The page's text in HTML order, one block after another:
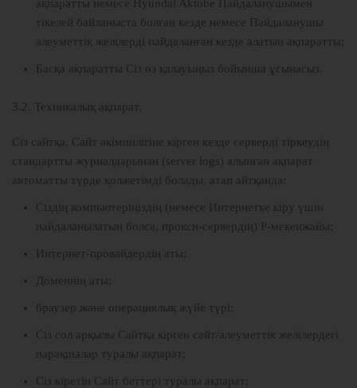
ақпаратты немесе Hyundai Aktobe Пайдаланушымен
тікелей байланыста болған кезде немесе Пайдаланушы
әлеуметтік желілерді пайдаланған кезде алатын ақпаратты;
Басқа ақпаратты Сіз өз қалауыңыз бойынша ұсынасыз.
3.2. Техникалық ақпарат.
Сіз сайтқа, Сайт әкімшілігіне кірген кезде серверді тіркеудің
стандартты журналдарынан (server logs) алынған ақпарат
автоматты түрде қолжетімді болады, атап айтқанда:
Сіздің компьютеріңіздің (немесе Интернетке кіру үшін
пайдаланылатын болса, прокси-сервердің) P-мекенжайы;
Интернет-провайдердің аты;
Доменнің аты;
браузер және операциялық жүйе түрі;
Сіз сол арқылы Сайтқа кірген сайт/әлеуметтік желілердегі
парақшалар туралы ақпарат;
Сіз кіретін Сайт беттері туралы ақпарат;